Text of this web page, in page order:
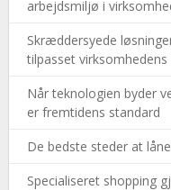
arbejdsmiljø i
Skræddersyede
tilpasset virksomhedens
Når teknologien byder
er fremtidens standard
De bedste steder at
Specialiseret shopping